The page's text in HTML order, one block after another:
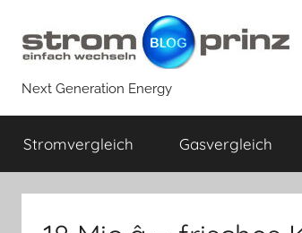
Inhalt
springen
Next Generation Energy
Stromvergleich Gasvergleich